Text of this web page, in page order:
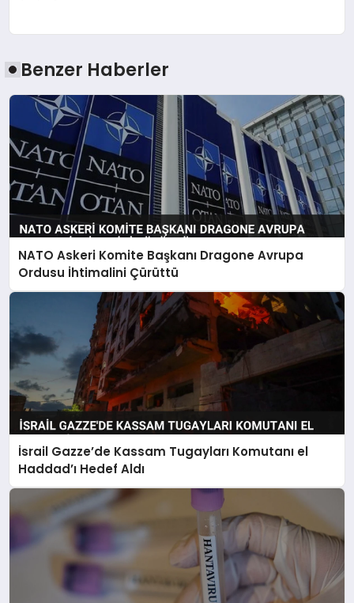
Benzer Haberler
NATO Askeri Komite Başkanı Dragone Avrupa
Ordusu İhtimalini Çürüttü
İsrail Gazze’de Kassam Tugayları Komutanı el
Haddad’ı Hedef Aldı